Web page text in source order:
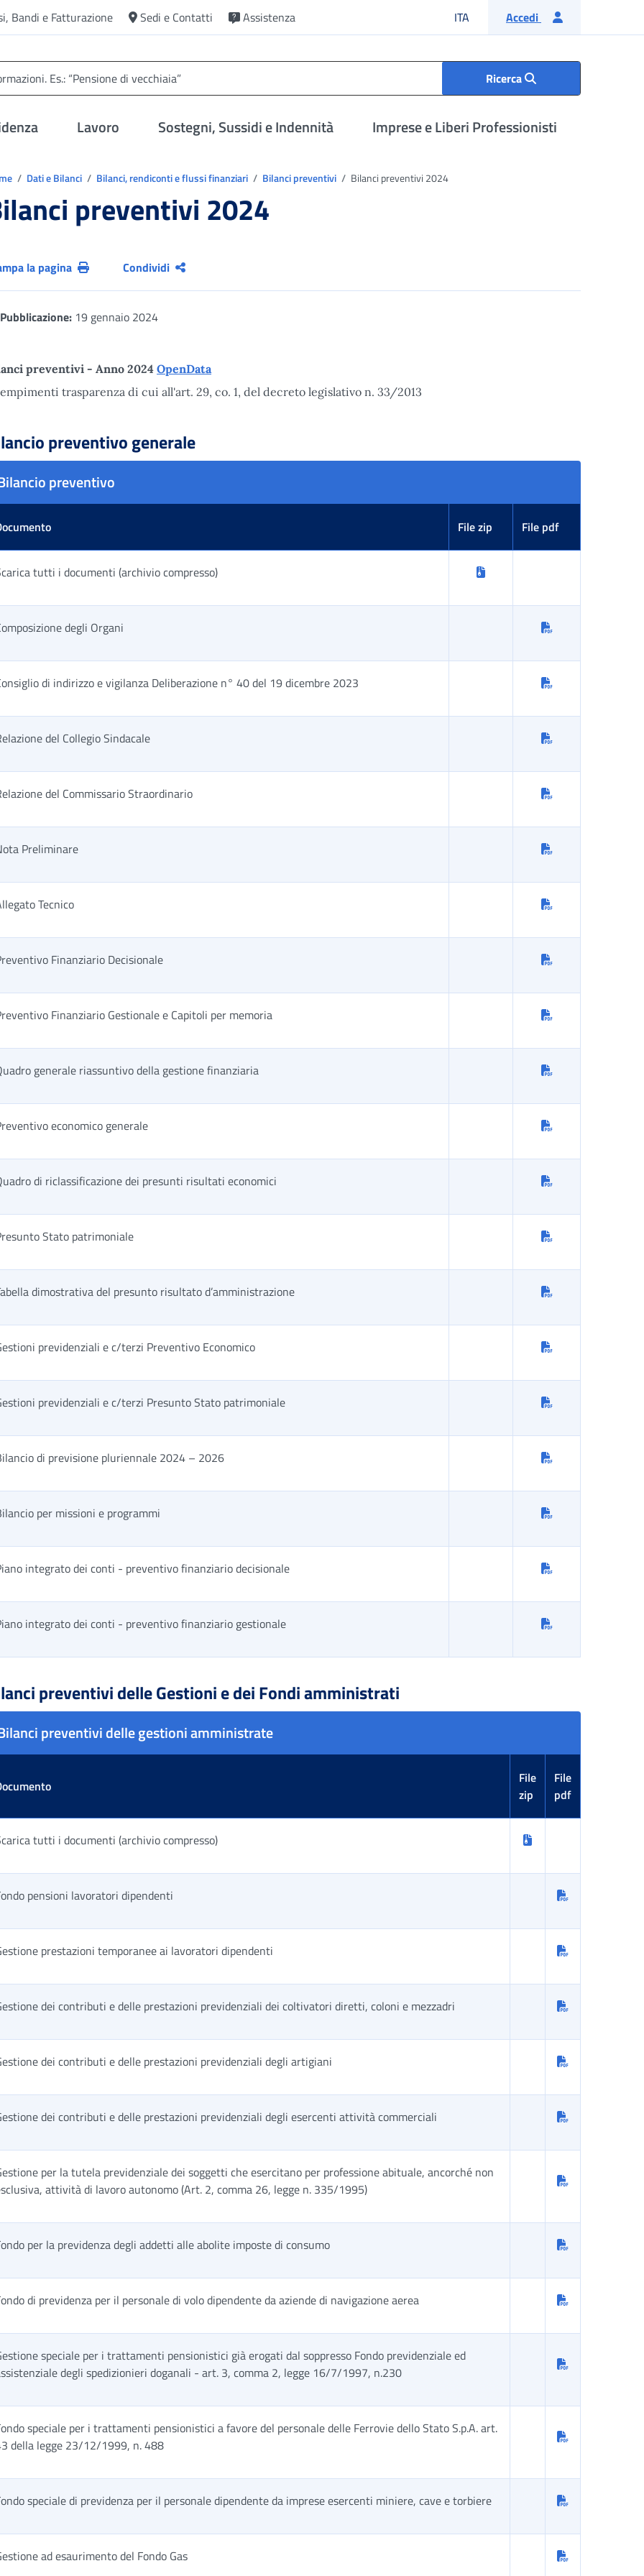
Bandi e Fatturazione Sedi e Contatti Assistenza ITA Lingua italiana
Accedi
Ricerca
Lavoro Sostegni, Sussidi e Indennità Imprese e Liberi Professionisti
Dati e Bilanci Bilanci, rendiconti e flussi finanziari Bilanci preventivi Bilanci preventivi 2024
preventivi 2024
la pagina Condividi
Pubblicazione: 19 gennaio 2024
preventivi - Anno 2024OpenData
trasparenza di cui all'art. 29, co. 1, del decreto legislativo n. 33/2013
preventivo generale
preventivo
File zip File pdf
tutti i documenti (archivio compresso)
degli Organi
di indirizzo e vigilanza Deliberazione n° 40 del 19 dicembre 2023
del Collegio Sindacale
del Commissario Straordinario
Preliminare
Tecnico
Finanziario Decisionale
Finanziario Gestionale e Capitoli per memoria
generale riassuntivo della gestione finanziaria
economico generale
di riclassificazione dei presunti risultati economici
Stato patrimoniale
dimostrativa del presunto risultato d’amministrazione
previdenziali e c/terzi Preventivo Economico
previdenziali e c/terzi Presunto Stato patrimoniale
di previsione pluriennale 2024 – 2026
per missioni e programmi
integrato dei conti - preventivo finanziario decisionale
integrato dei conti - preventivo finanziario gestionale
preventivi delle Gestioni e dei Fondi amministrati
preventivi delle gestioni amministrate
File
zip
File
pdf
tutti i documenti (archivio compresso)
pensioni lavoratori dipendenti
prestazioni temporanee ai lavoratori dipendenti
dei contributi e delle prestazioni previdenziali dei coltivatori diretti, coloni e mezzadri
dei contributi e delle prestazioni previdenziali degli artigiani
dei contributi e delle prestazioni previdenziali degli esercenti attività commerciali
per la tutela previdenziale dei soggetti che esercitano per professione abituale, ancorché non
attività di lavoro autonomo (Art. 2, comma 26, legge n. 335/1995)
per la previdenza degli addetti alle abolite imposte di consumo
di previdenza per il personale di volo dipendente da aziende di navigazione aerea
speciale per i trattamenti pensionistici già erogati dal soppresso Fondo previdenziale ed
degli spedizionieri doganali - art. 3, comma 2, legge 16/7/1997, n.230
speciale per i trattamenti pensionistici a favore del personale delle Ferrovie dello Stato S.p.A. art.
della legge 23/12/1999, n. 488
speciale di previdenza per il personale dipendente da imprese esercenti miniere, cave e torbiere
ad esaurimento del Fondo Gas